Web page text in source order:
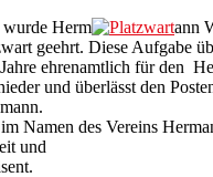
wurde Herm
ann
geehrt. Diese Aufgabe
ehrenamtlich für den
und überlässt den
Namen des Vereins
und